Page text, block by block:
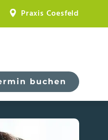
Praxis Coesfeld
buchen